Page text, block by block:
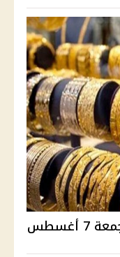
سعر الذهب في مصر اليوم الجمعة 7 أغسطس